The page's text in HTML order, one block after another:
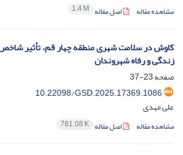
مشاهده مقاله اصل مقاله 1.4 M
کاوش در سلامت شهری منطقه چهار قم، تأثیر
زندگی و رفاه شهروندان
صفحه23-37
10.22098/GSD.2025.17369.1086
علی مهدی
مشاهده مقاله اصل مقاله 781.08 K